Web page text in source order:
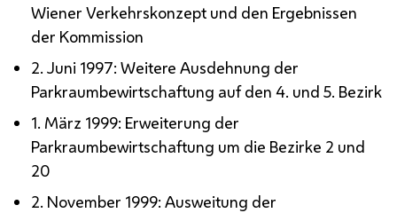
Wiener Verkehrskonzept und den Ergebnissen
der Kommission
2. Juni 1997: Weitere Ausdehnung der
Parkraumbewirtschaftung auf den 4. und 5. Bezirk
1. März 1999: Erweiterung der
Parkraumbewirtschaftung um die Bezirke 2 und
20
2. November 1999: Ausweitung der